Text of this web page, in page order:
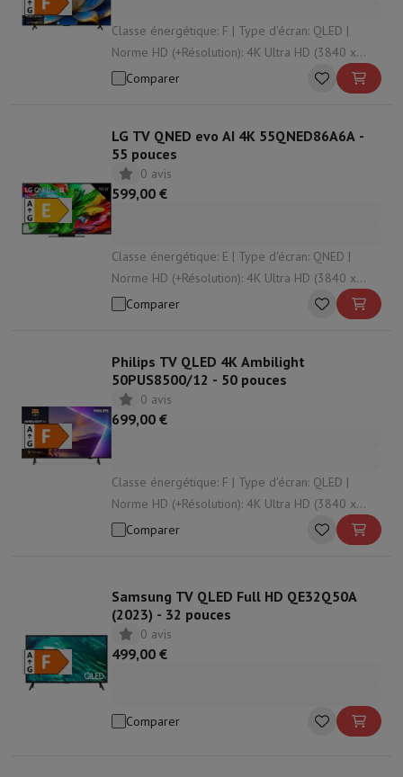
Classe énergétique: F | Type d'écran: QLED |
Norme HD (+Résolution): 4K Ultra HD (3840 x
2160 px) | Système d'exploitation: Google TV |
Comparer
LG TV QNED evo AI 4K 55QNED86A6A -
55 pouces
0 avis
599,00 €
Classe énergétique: E | Type d'écran: QNED |
Norme HD (+Résolution): 4K Ultra HD (3840 x
2160 px) | Système d'exploitation: Web OS | HDR:
Comparer
Philips TV QLED 4K Ambilight
50PUS8500/12 - 50 pouces
0 avis
699,00 €
Classe énergétique: F | Type d'écran: QLED |
Norme HD (+Résolution): 4K Ultra HD (3840 x
2160 px) | Système d'exploitation: Titan OS | HDR:
Comparer
Samsung TV QLED Full HD QE32Q50A
(2023) - 32 pouces
0 avis
499,00 €
Comparer